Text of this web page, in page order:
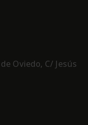
Oviedo, C/ Jesús